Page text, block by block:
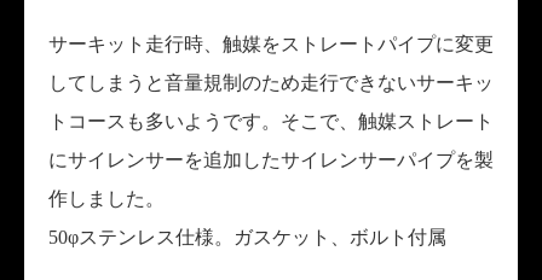
サーキット走行時、触媒をストレートパイプに変更
してしまうと音量規制のため走行できないサーキッ
トコースも多いようです。そこで、触媒ストレート
にサイレンサーを追加したサイレンサーパイプを製
作しました。
50φステンレス仕様。ガスケット、ボルト付属